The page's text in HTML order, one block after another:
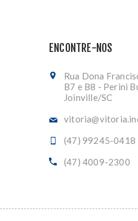
ENCONTRE-NOS
Rua Dona
B7 e B8 - Perini
Joinville/SC
(47) 99245-0418
(47) 4009-2300